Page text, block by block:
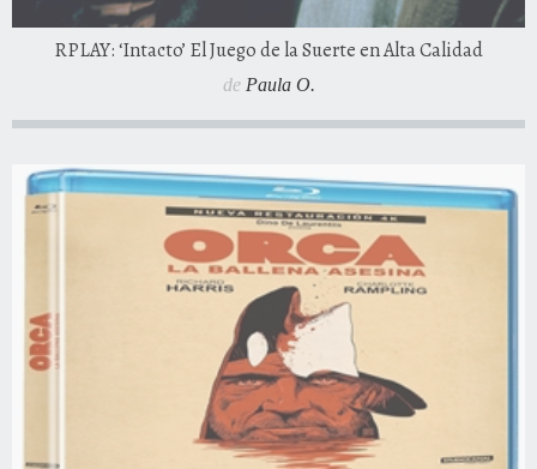
RPLAY: ‘Intacto’ El Juego de la Suerte en Alta Calidad
de Paula O.